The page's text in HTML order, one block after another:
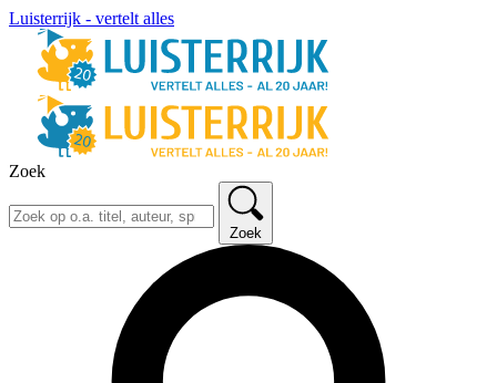
Luisterrijk - vertelt alles
Zoek
Zoek